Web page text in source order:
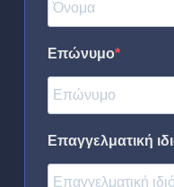
Επώνυμο
Επαγγελματική